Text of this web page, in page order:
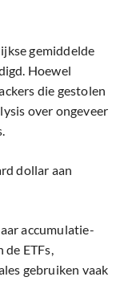
gemiddelde
Hoewel
die gestolen
over ongeveer
dollar aan
accumulatie-
ETFs,
gebruiken vaak